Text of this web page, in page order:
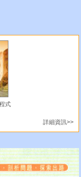
式
詳細資訊>>